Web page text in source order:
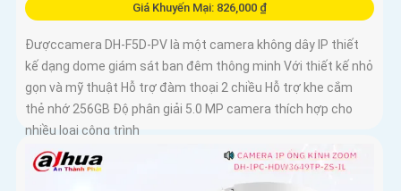
Giá Khuyến Mại: 826,000 ₫
Đượccamera DH-F5D-PV là một camera không dây IP thiết
kế dạng dome giám sát ban đêm thông minh Với thiết kế nhỏ
gọn và mỹ thuật Hỗ trợ đàm thoại 2 chiều Hỗ trợ khe cắm
thẻ nhớ 256GB Độ phân giải 5.0 MP camera thích hợp cho
nhiều loại công trình